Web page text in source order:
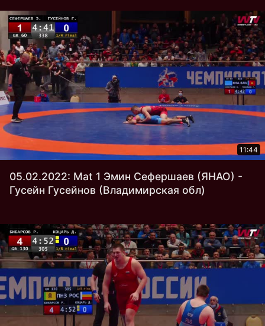
11:44
05.02.2022: Mat 1 Эмин Сефершаев (ЯНАО) -
Гусейн Гусейнов (Владимирская обл)